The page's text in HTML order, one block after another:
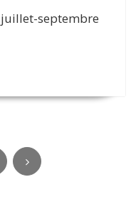
juillet-septembre